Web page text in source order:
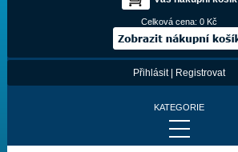
Celková cena:0 Kč
Přihlásit| Registrovat
KATEGORIE